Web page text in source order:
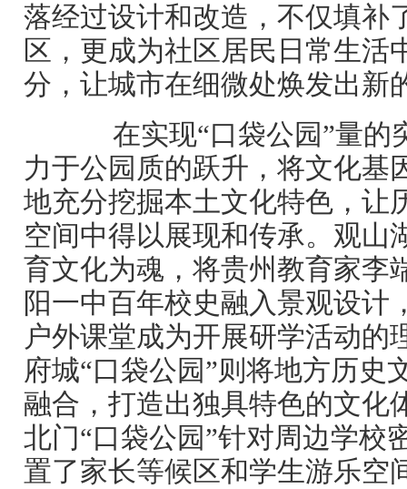
落经过设计和改造，不仅填补
区，更成为社区居民日常生活
分，让城市在细微处焕发出新
在实现“口袋公园”量的
力于公园质的跃升，将文化基
地充分挖掘本土文化特色，让
空间中得以展现和传承。观山
育文化为魂，将贵州教育家李
阳一中百年校史融入景观设计
户外课堂成为开展研学活动的
府城“口袋公园”则将地方历史
融合，打造出独具特色的文化
北门“口袋公园”针对周边学校
置了家长等候区和学生游乐空